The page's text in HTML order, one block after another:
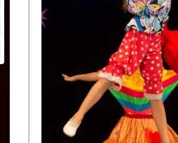
Участники фестиваля:
Образцовый эстрадно-
Протягайловка, г. Бендеры ,
Народный цирковой
досуговый центр
культуры
Олег Степанович Райлян;
Народный цирковой
Григориопольского